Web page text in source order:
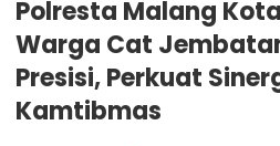
Polresta Malang
Warga Cat
Presisi, Perkuat
Kamtibmas